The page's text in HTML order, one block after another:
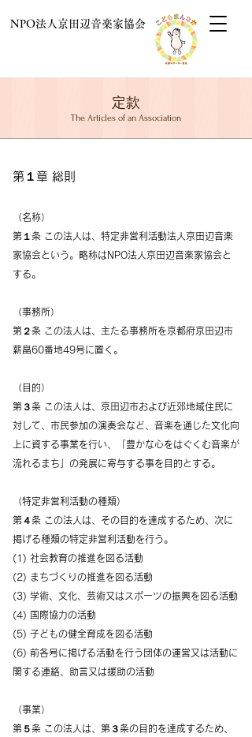
NPO法人京田辺音楽家協会
定款
The Articles of an Association
第１章 総則
（名称）
第１条 この法人は、特定非営利活動法人京田辺音楽
家協会という。略称はNPO法人京田辺音楽家協会と
する。
（事務所）
第２条 この法人は、主たる事務所を京都府京田辺市
薪畠60番地49号に置く。
（目的）
第３条 この法人は、京田辺市および近郊地域住民に
対して、市民参加の演奏会など、音楽を通じた文化向
上に資する事業を行い、「豊かな心をはぐくむ音楽が
流れるまち」の発展に寄与する事を目的とする。
（特定非営利活動の種類）
第４条 この法人は、その目的を達成するため、次に
掲げる種類の特定非営利活動を行う。
(1) 社会教育の推進を図る活動
(2) まちづくりの推進を図る活動
(3) 学術、文化、芸術又はスポーツの振興を図る活動
(4) 国際協力の活動
(5) 子どもの健全育成を図る活動
(6) 前各号に掲げる活動を行う団体の運営又は活動に
関する連絡、助言又は援助の活動
（事業）
第５条 この法人は、第３条の目的を達成するため、